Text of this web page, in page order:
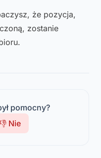
że pozycja,
zostanie
pomocny?
Nie